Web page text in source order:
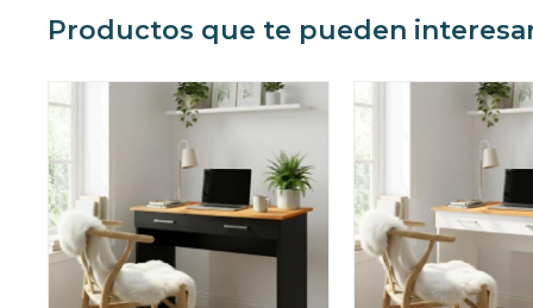
Productos que te pueden